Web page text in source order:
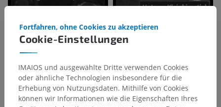
Cookie-Einstellungen
Fortfahren, ohne Cookies zu akzeptieren
IMAIOS und ausgewählte Dritte verwenden Cookies
oder ähnliche Technologien insbesondere für die
Erhebung von Nutzungsdaten. Mithilfe von Cookies
können wir Informationen wie die Eigenschaften Ihres